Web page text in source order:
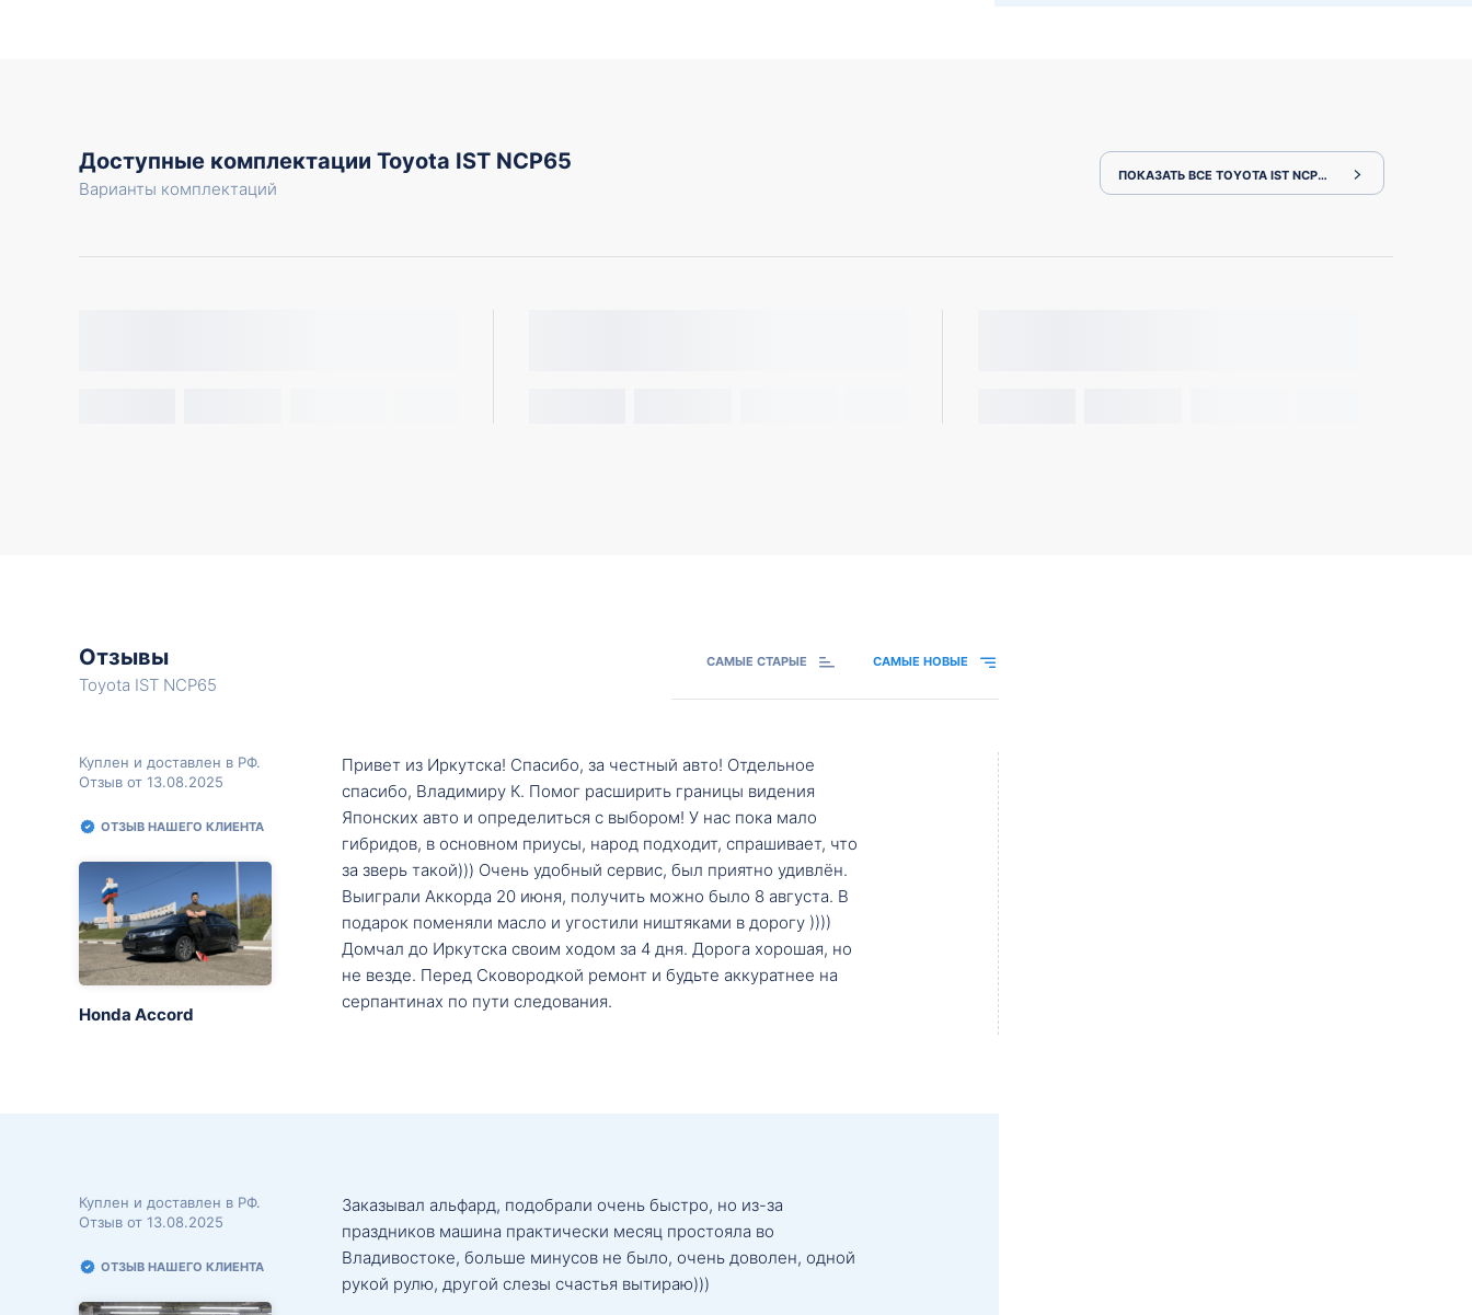
Доступные комплектации Toyota IST NCP65
Варианты комплектаций
ПОКАЗАТЬ ВСЕ TOYOTA IST NCP65
Отзывы
Toyota IST NCP65
САМЫЕ СТАРЫЕ САМЫЕ НОВЫЕ
Куплен и доставлен в РФ.
Отзыв от 13.08.2025
ОТЗЫВ НАШЕГО КЛИЕНТА
Honda Accord
Привет из Иркутска! Спасибо, за честный авто! Отдельное
спасибо, Владимиру К. Помог расширить границы видения
Японских авто и определиться с выбором! У нас пока мало
гибридов, в основном приусы, народ подходит, спрашивает, что
за зверь такой))) Очень удобный сервис, был приятно удивлён.
Выиграли Аккорда 20 июня, получить можно было 8 августа. В
подарок поменяли масло и угостили ништяками в дорогу ))))
Домчал до Иркутска своим ходом за 4 дня. Дорога хорошая, но
не везде. Перед Сковородкой ремонт и будьте аккуратнее на
серпантинах по пути следования.
Куплен и доставлен в РФ.
Отзыв от 13.08.2025
ОТЗЫВ НАШЕГО КЛИЕНТА
Заказывал альфард, подобрали очень быстро, но из-за
праздников машина практически месяц простояла во
Владивостоке, больше минусов не было, очень доволен, одной
рукой рулю, другой слезы счастья вытираю)))